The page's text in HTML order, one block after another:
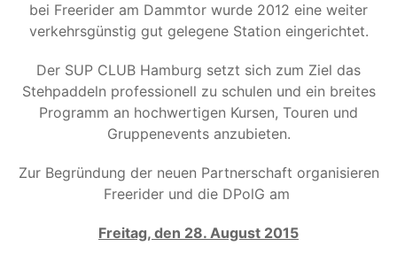
bei Freerider am Dammtor wurde 2012 eine weiter
verkehrsgünstig gut gelegene Station eingerichtet.
Der SUP CLUB Hamburg setzt sich zum Ziel das
Stehpaddeln professionell zu schulen und ein breites
Programm an hochwertigen Kursen, Touren und
Gruppenevents anzubieten.
Zur Begründung der neuen Partnerschaft organisieren
Freerider und die DPolG am
Freitag, den 28. August 2015